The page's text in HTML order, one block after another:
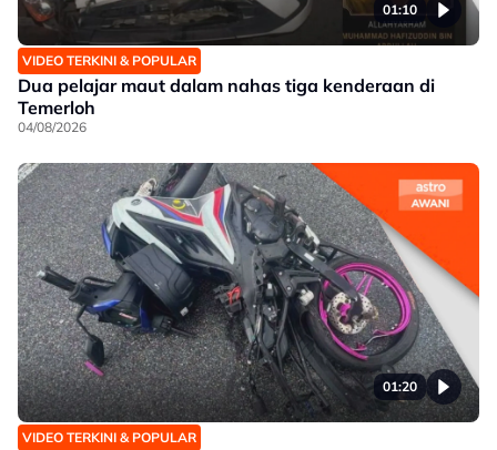
01:10
VIDEO TERKINI & POPULAR
Dua pelajar maut dalam nahas tiga kenderaan di
Temerloh
04/08/2026
01:20
VIDEO TERKINI & POPULAR